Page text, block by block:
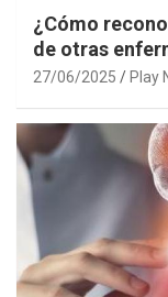
¿Cómo
de otras
27/06/2025 Play